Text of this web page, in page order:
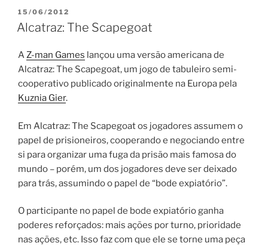
PUBLICADO
EM
15/06/2012
Alcatraz: The Scapegoat
AZ-man Games lançou uma versão americana de
Alcatraz: The Scapegoat, um jogo de tabuleiro semi-
cooperativo publicado originalmente na Europa pela
Kuznia Gier.
Em Alcatraz: The Scapegoat os jogadores assumem o
papel de prisioneiros, cooperando e negociando entre
si para organizar uma fuga da prisão mais famosa do
mundo – porém, um dos jogadores deve ser deixado
para trás, assumindo o papel de “bode expiatório”.
O participante no papel de bode expiatório ganha
poderes reforçados: mais ações por turno, prioridade
nas ações, etc. Isso faz com que ele se torne uma peça